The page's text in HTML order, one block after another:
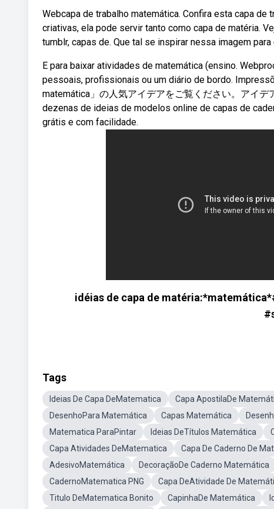
Webcapa de trabalho matemática. Confira esta capa
criativas, ela pode servir tanto como capa de matéria.
tumblr, capas de. Que tal se inspirar nessa imagem
E para baixar atividades de matemática (ensino.
pessoais, profissionais ou um diário de bordo.
matemática」の人気アイデアをご覧ください。アイ
dezenas de ideias de modelos online de capas de
grátis e com facilidade.
idéias de capa de
Tags
Ideias De Capa DeMatematica Capa ApostilaDe
DesenhoPara Matemática
Capas Matemática
Matematica ParaPintar
Ideias DeTítulos Matemática
Capa Atividades DeMatematica
Capa De Caderno De
AdesivoMatemática
DecoraçãoDe Caderno Matemática
CadernoMatematica PNG
Capa DeAtividade De
Titulo DeMatematica Bonito
CapinhaDe Matemática